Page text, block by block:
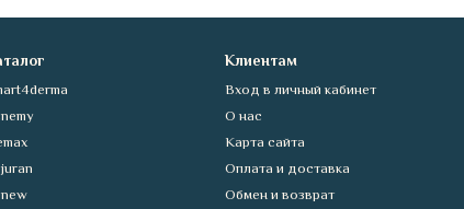
Клиентам
Вход в личный кабинет
О нас
Карта сайта
Оплата и доставка
Обмен и возврат